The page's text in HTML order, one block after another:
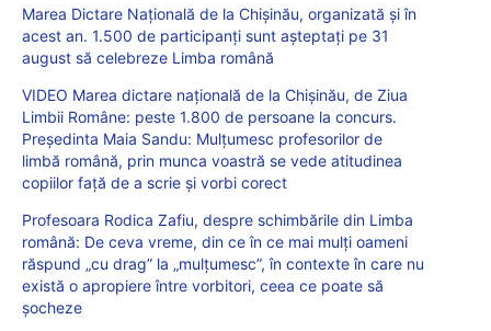
Marea Dictare Națională de la Chișinău, organizată și în
acest an. 1.500 de participanți sunt așteptați pe 31
august să celebreze Limba română
VIDEO Marea dictare națională de la Chișinău, de Ziua
Limbii Române: peste 1.800 de persoane la concurs.
Președinta Maia Sandu: Mulțumesc profesorilor de
limbă română, prin munca voastră se vede atitudinea
copiilor față de a scrie și vorbi corect
Profesoara Rodica Zafiu, despre schimbările din Limba
română: De ceva vreme, din ce în ce mai mulți oameni
răspund „cu drag” la „mulțumesc”, în contexte în care nu
există o apropiere între vorbitori, ceea ce poate să
șocheze